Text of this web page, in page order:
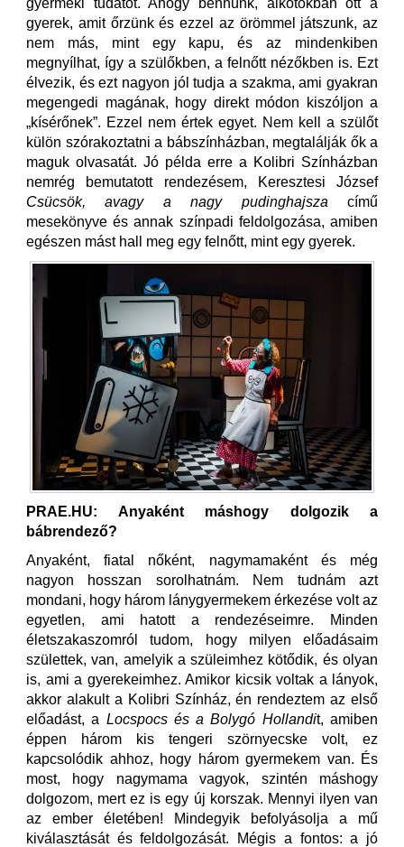
gyerek, amit őrzünk és ezzel az örömmel játszunk, az
nem más, mint egy kapu, és az mindenkiben
megnyílhat, így a szülőkben, a felnőtt nézőkben is. Ezt
élvezik, és ezt nagyon jól tudja a szakma, ami gyakran
megengedi magának, hogy direkt módon kiszóljon a
„kísérőnek”. Ezzel nem értek egyet. Nem kell a szülőt
külön szórakoztatni a bábszínházban, megtalálják ők a
maguk olvasatát. Jó példa erre a Kolibri Színházban
nemrég bemutatott rendezésem, Keresztesi József
Csücsök, avagy a nagy pudinghajsza című
mesekönyve és annak színpadi feldolgozása, amiben
egészen mást hall meg egy felnőtt, mint egy gyerek.
PRAE.HU: Anyaként máshogy dolgozik a
bábrendező?
Anyaként, fiatal nőként, nagymamaként és még
nagyon hosszan sorolhatnám. Nem tudnám azt
mondani, hogy három lánygyermekem érkezése volt az
egyetlen, ami hatott a rendezéseimre. Minden
életszakaszomról tudom, hogy milyen előadásaim
születtek, van, amelyik a szüleimhez kötődik, és olyan
is, ami a gyerekeimhez. Amikor kicsik voltak a lányok,
akkor alakult a Kolibri Színház, én rendeztem az első
előadást, a Locspocs és a Bolygó Hollandit, amiben
éppen három kis tengeri szörnyecske volt, ez
kapcsolódik ahhoz, hogy három gyermekem van. És
most, hogy nagymama vagyok, szintén máshogy
dolgozom, mert ez is egy új korszak. Mennyi ilyen van
az ember életében! Mindegyik befolyásolja a mű
kiválasztását és feldolgozását. Mégis a fontos: a jó